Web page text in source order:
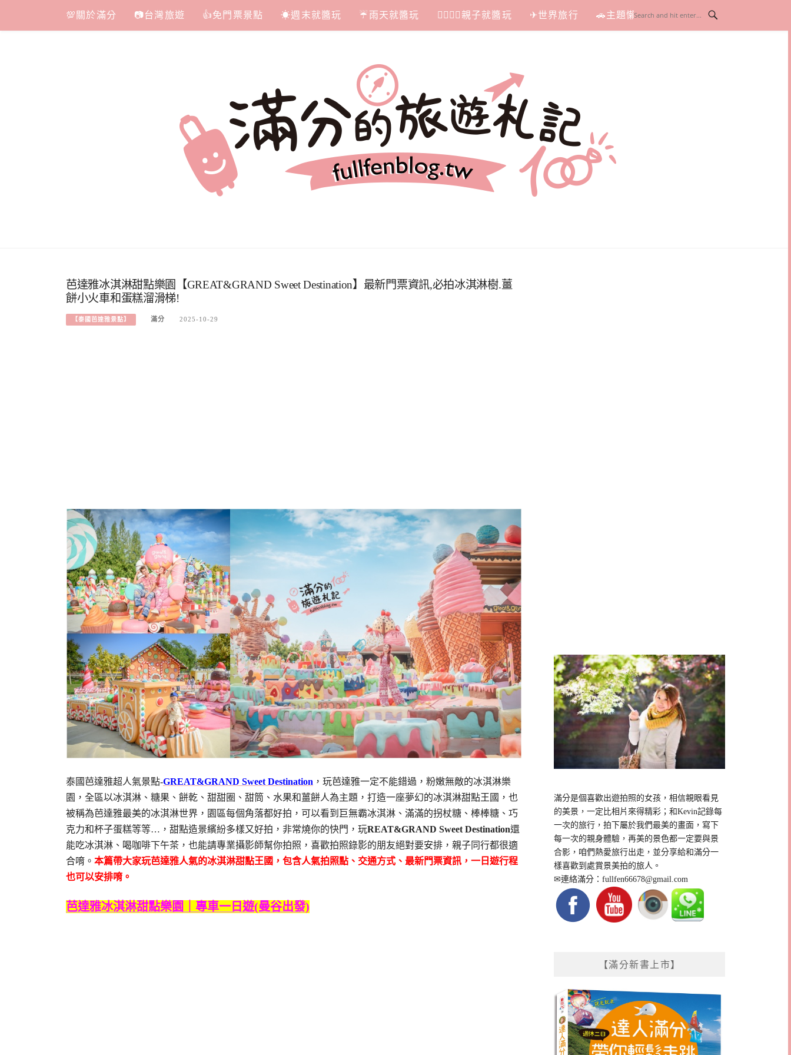
content
💯關於滿分 📷台灣旅遊 👍免門票景點 ☀週末就醬玩 ☔雨天就醬玩 👩‍❤‍💋‍👨親子就醬玩 ✈世界旅行 🚗主題懶人包
芭達雅冰淇淋甜點樂園【GREAT&GRAND Sweet Destination】最新門票資訊,必拍冰淇淋樹.薑
餅小火車和蛋糕溜滑梯!
【泰國芭達雅景點】 滿分 2025-10-29
泰國芭達雅超人氣景點-GREAT&GRAND Sweet Destination ，玩芭達雅一定不能錯過，粉嫩無敵的冰淇淋樂
園，全區以冰淇淋、糖果、餅乾、甜甜圈、甜筒、水果和薑餅人為主題，打造一座夢幻的冰淇淋甜點王國，也
被稱為芭達雅最美的冰淇淋世界，園區每個角落都好拍，可以看到巨無霸冰淇淋、滿滿的拐杖糖、棒棒糖、巧
克力和杯子蛋糕等等…，甜點造景繽紛多樣又好拍，非常燒你的快門，玩REAT&GRAND Sweet Destination還
能吃冰淇淋、喝咖啡下午茶，也能請專業攝影師幫你拍照，喜歡拍照錄影的朋友絕對要安排，親子同行都很適
合唷。 本篇帶大家玩芭達雅人氣的冰淇淋甜點王國，包含人氣拍照點、交通方式、最新門票資訊，一日遊行程
也可以安排唷。
芭達雅冰淇淋甜點樂園｜專車一日遊(曼谷出發)
滿分是個喜歡出遊拍照的女孩，相信親眼看見
的美景，一定比相片來得精彩；和Kevin記錄每
一次的旅行，拍下屬於我們最美的畫面，寫下
每一次的親身體驗，再美的景色都一定要與景
合影，咱們熱愛旅行出走，並分享給和滿分一
樣喜歡到處賞景美拍的旅人。
✉連絡滿分：fullfen66678@gmail.com
【滿分新書上市】